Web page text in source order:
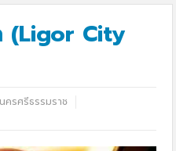
(Ligor City
นครศรีธรรมราช